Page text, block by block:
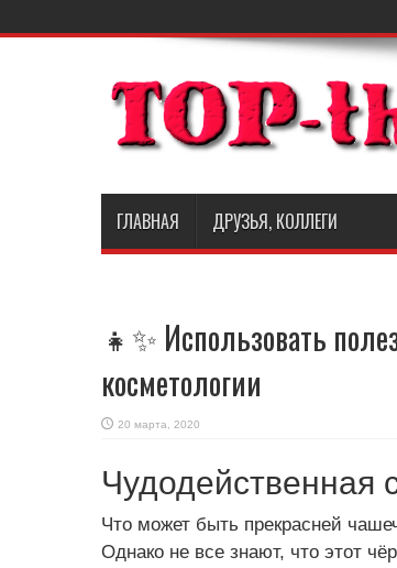
ГЛАВНАЯ ДРУЗЬЯ, КОЛЛЕГИ
👧✨ Использовать
косметологии
20 марта, 2020
Чудодейственная
Что может быть прекрасней
Однако не все знают, что этот